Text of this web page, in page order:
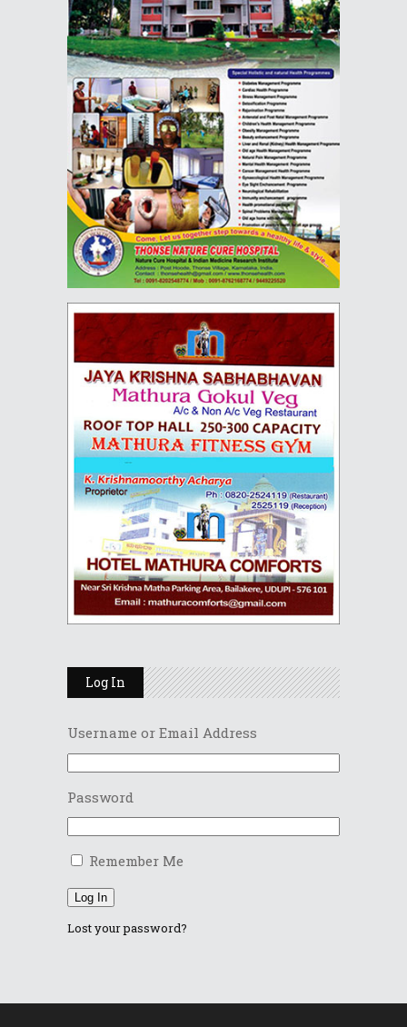
Log In
Username or Email Address
Password
Remember Me
Log In
Lost your password?